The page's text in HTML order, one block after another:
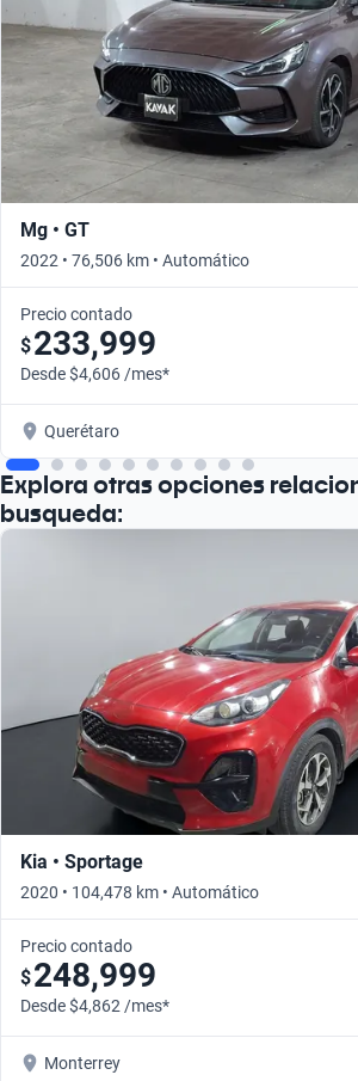
Mg • GT
2022 • 76,506 km • Automático
Precio contado
$233,999
Desde $4,606 /mes*
Querétaro
Explora otras opciones
busqueda:
Kia • Sportage
2020 • 104,478 km • Automático
Precio contado
$248,999
Desde $4,862 /mes*
Monterrey